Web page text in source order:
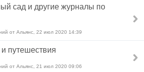
сад и другие журналы по
от Альянс, 22 июл 2020 14:39
путешествия
от Альянс, 21 июл 2020 09:06